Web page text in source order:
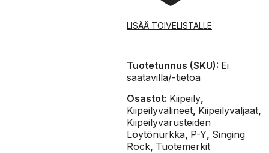
LISÄÄ TOIVELISTALLE
Tuotetunnus (SKU): Ei
saatavilla/-tietoa
Osastot: Kiipeily,
Kiipeilyvälineet, Kiipeilyvaljaat,
Kiipeilyvarusteiden
Löytönurkka, P-Y, Singing
Rock, Tuotemerkit